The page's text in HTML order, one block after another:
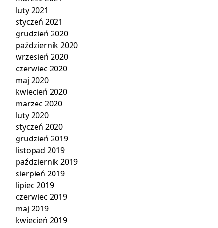
luty 2021
styczeń 2021
grudzień 2020
październik 2020
wrzesień 2020
czerwiec 2020
maj 2020
kwiecień 2020
marzec 2020
luty 2020
styczeń 2020
grudzień 2019
listopad 2019
październik 2019
sierpień 2019
lipiec 2019
czerwiec 2019
maj 2019
kwiecień 2019